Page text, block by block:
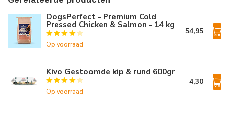
DogsPerfect - Premium Cold
Pressed Chicken & Salmon - 14 kg
Op voorraad
54,95
Kivo Gestoomde kip & rund 600gr
Op voorraad
4,30